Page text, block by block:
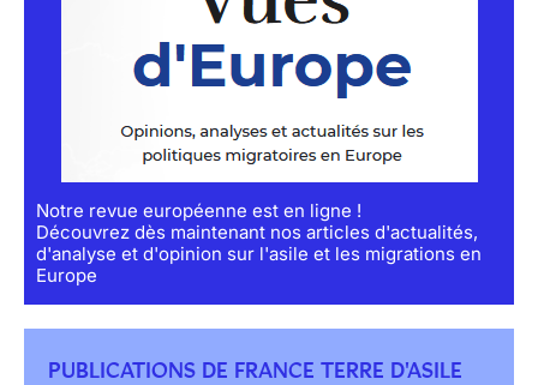
Notre revue européenne est en ligne !
Découvrez dès maintenant nos articles d'actualités,
d'analyse et d'opinion sur l'asile et les migrations en
Europe
PUBLICATIONS DE FRANCE TERRE D'ASILE